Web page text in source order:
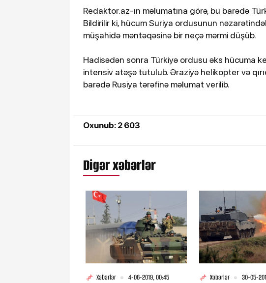
Redaktor.az-ın məlumatına görə, bu barədə
Bildirilir ki, hücum Suriya ordusunun
müşahidə məntəqəsinə bir neçə mərmi düşüb.
Hadisədən sonra Türkiyə ordusu əks hücuma
intensiv atəşə tutulub. Əraziyə helikopter və
barədə Rusiya tərəfinə məlumat verilib.
Oxunub: 2 603
Digər xəbərlər
Xəbərlər
4-06-2019, 00:45
Xəbərlər
30-05-